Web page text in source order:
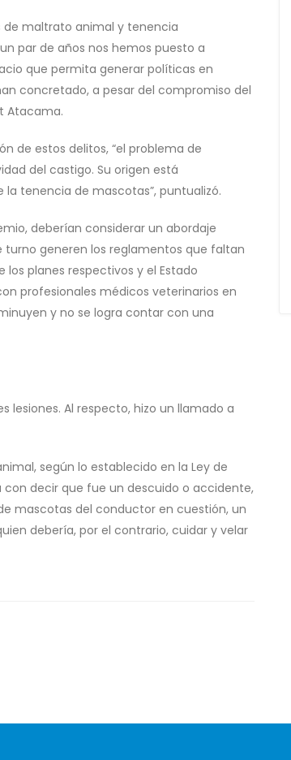
de maltrato animal y tenencia
par de años nos hemos puesto a
que permita generar políticas en
concretado, a pesar del compromiso del
Atacama.
de estos delitos, “el problema de
del castigo. Su origen está
tenencia de mascotas”, puntualizó.
deberían considerar un abordaje
turno generen los reglamentos que faltan
los planes respectivos y el Estado
profesionales médicos veterinarios en
y no se logra contar con una
Al respecto, hizo un llamado a
según lo establecido en la Ley de
con decir que fue un descuido o accidente,
mascotas del conductor en cuestión, un
debería, por el contrario, cuidar y velar